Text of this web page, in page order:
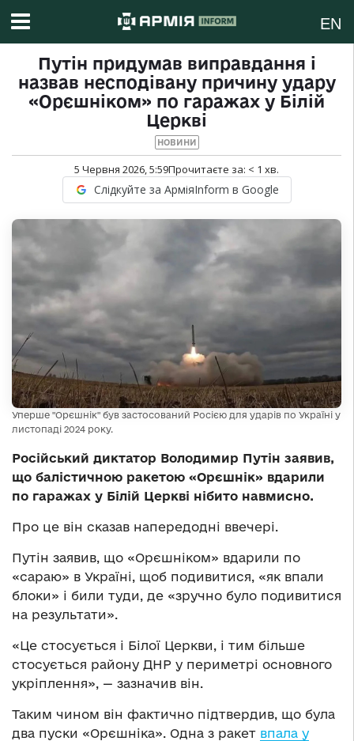
EN
Путін придумав виправдання і
назвав несподівану причину удару
«Орєшніком» по гаражах у Білій
Церкві
НОВИНИ
5 Червня 2026, 5:59Прочитаєте за: < 1 хв.
Слідкуйте за АрміяInform в Google
Уперше "Орєшнік" був застосований Росією для ударів по Україні у
листопаді 2024 року.
Російський диктатор Володимир Путін заявив,
що балістичною ракетою «Орєшнік» вдарили
по гаражах у Білій Церкві нібито навмисно.
Про це він сказав напередодні ввечері.
Путін заявив, що «Орєшніком» вдарили по
«сараю» в Україні, щоб подивитися, «як впали
блоки» і били туди, де «зручно було подивитися
на результати».
«Це стосується і Білої Церкви, і тим більше
стосується району ДНР у периметрі основного
укріплення», — зазначив він.
Таким чином він фактично підтвердив, що була
два пуски «Орєшніка». Одна з ракет впала у